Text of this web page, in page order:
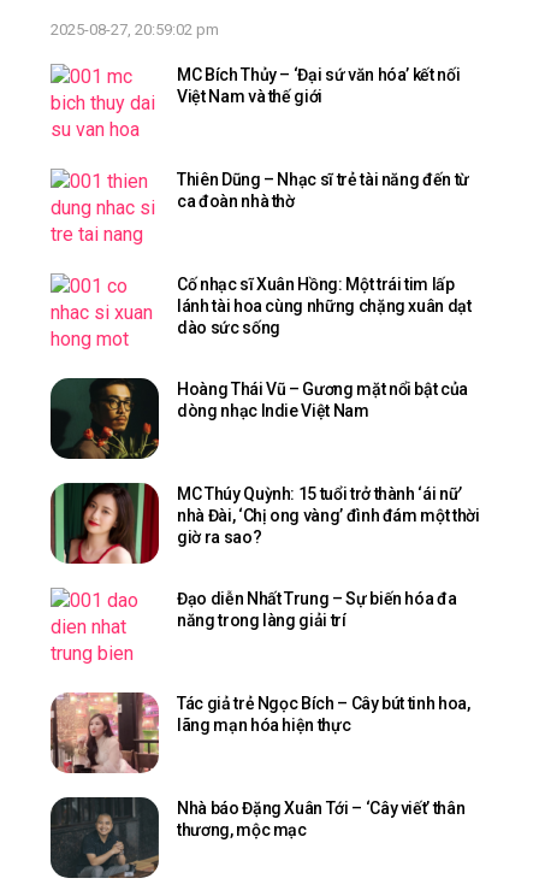
2025-08-27, 20:59:02 pm
MC Bích Thủy – ‘Đại sứ văn hóa’ kết nối
Việt Nam và thế giới
Thiên Dũng – Nhạc sĩ trẻ tài năng đến từ
ca đoàn nhà thờ
Cố nhạc sĩ Xuân Hồng: Một trái tim lấp
lánh tài hoa cùng những chặng xuân dạt
dào sức sống
Hoàng Thái Vũ – Gương mặt nổi bật của
dòng nhạc Indie Việt Nam
MC Thúy Quỳnh: 15 tuổi trở thành ‘ái nữ’
nhà Đài, ‘Chị ong vàng’ đình đám một thời
giờ ra sao?
Đạo diễn Nhất Trung – Sự biến hóa đa
năng trong làng giải trí
Tác giả trẻ Ngọc Bích – Cây bút tinh hoa,
lãng mạn hóa hiện thực
Nhà báo Đặng Xuân Tới – ‘Cây viết’ thân
thương, mộc mạc